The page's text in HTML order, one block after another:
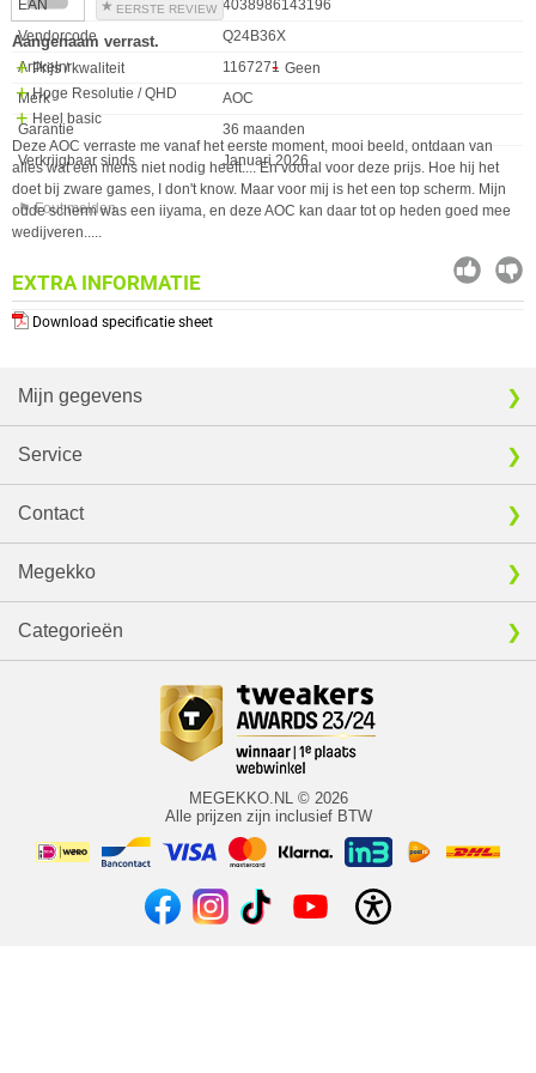
EAN
4038986143196
Vendorcode
Q24B36X
Artikelnr
1167271
Merk
AOC
Garantie
36 maanden
Verkrijgbaar sinds
Januari 2026
⚑ Fout melden
EXTRA INFORMATIE
Download specificatie sheet
EERSTE REVIEW
Aangenaam verrast.
Prijs / kwaliteit
Hoge Resolutie / QHD
Heel basic
Geen
Deze AOC verraste me vanaf het eerste moment, mooi beeld, ontdaan van
alles wat een mens niet nodig heeft.... En vooral voor deze prijs. Hoe hij het
doet bij zware games, I don't know. Maar voor mij is het een top scherm. Mijn
oude scherm was een iiyama, en deze AOC kan daar tot op heden goed mee
wedijveren.....
Mijn gegevens
Service
Contact
Megekko
Categorieën
MEGEKKO.NL © 2026
Alle prijzen zijn inclusief BTW